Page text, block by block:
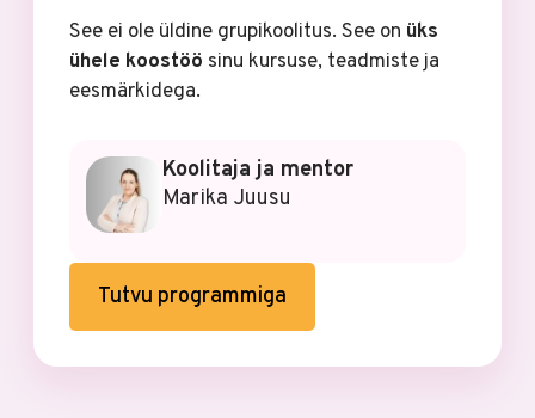
See ei ole üldine grupikoolitus. See on üks
ühele koostöö sinu kursuse, teadmiste ja
eesmärkidega.
Koolitaja ja mentor
Marika Juusu
Tutvu programmiga